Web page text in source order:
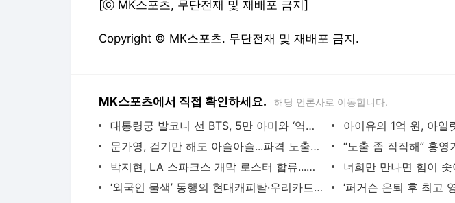
[ⓒ MK스포츠, 무단전재 및 재배포 금지]
Copyright © MK스포츠. 무단전재 및 재배포 금지.
MK스포츠에서 직접 확인하세요. 해당 언론사로 이동합니다.
대통령궁 발코니 선 BTS, 5만 아미와 ‘역사적 눈맞춤’…멕시코가 울었다[MK★이슈] - MK스포츠
문가영, 걷기만 해도 아슬아슬...파격 노출에 타투까지 공개 - MK스포츠
박지현, LA 스파크스 개막 로스터 합류...세 번째 한국인 WNBA 선수 탄생 임박 - MK스포츠
‘외국인 물색’ 동행의 현대캐피탈·우리카드·한국전력, 교체의 OK저축은행·삼성화재…고민하